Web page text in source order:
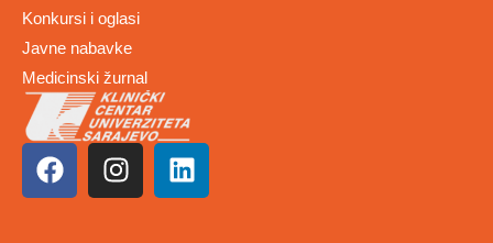
Konkursi i oglasi
Javne nabavke
Medicinski žurnal